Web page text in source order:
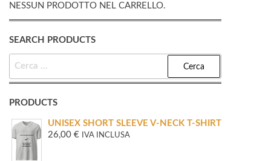
NESSUN PRODOTTO NEL CARRELLO.
SEARCH PRODUCTS
PRODUCTS
UNISEX SHORT SLEEVE V-NECK T-SHIRT
26,00 € IVA INCLUSA